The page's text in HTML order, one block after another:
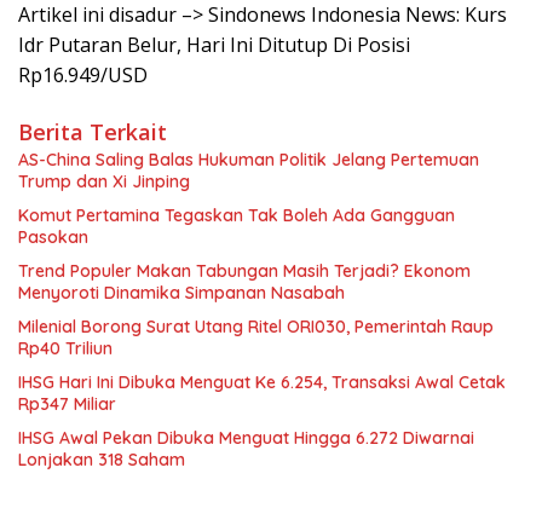
Artikel ini disadur –> Sindonews Indonesia News: Kurs
Idr Putaran Belur, Hari Ini Ditutup Di Posisi
Rp16.949/USD
Berita Terkait
AS-China Saling Balas Hukuman Politik Jelang Pertemuan
Trump dan Xi Jinping
Komut Pertamina Tegaskan Tak Boleh Ada Gangguan
Pasokan
Trend Populer Makan Tabungan Masih Terjadi? Ekonom
Menyoroti Dinamika Simpanan Nasabah
Milenial Borong Surat Utang Ritel ORI030, Pemerintah Raup
Rp40 Triliun
IHSG Hari Ini Dibuka Menguat Ke 6.254, Transaksi Awal Cetak
Rp347 Miliar
IHSG Awal Pekan Dibuka Menguat Hingga 6.272 Diwarnai
Lonjakan 318 Saham